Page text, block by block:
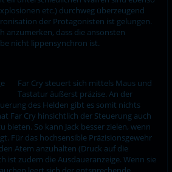
etc.) durchweg überzeugend
der Protagonisten ist gelungen.
anzumerken, dass die ansonsten
nicht lippensynchron ist.
Far Cry steuert sich mittels Maus und
Tastatur äußerst präzise. An der
des Helden gibt es somit nichts
Far Cry hinsichtlich der Steuerung auch
bieten. So kann Jack besser zielen, wenn
Für das hochsensible Präzisionsgewehr
Atem anzuhalten (Druck auf die
ist zudem die Ausdaueranzeige. Wenn sie